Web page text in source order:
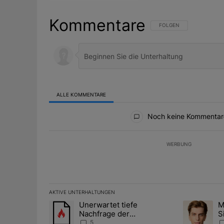
Kommentare FOLGE DIESER
FOLGEN
ALLE KOMMENTARE
Noch keine
WERBUNG
AKTIVE UNTERHALTUNGEN
Das Folgende ist eine Liste der am meisten
Ein Trendartikel mit dem Titel "Unerwartet tiefe
Unerwartet tiefe
Nachfrage der
5
Ein